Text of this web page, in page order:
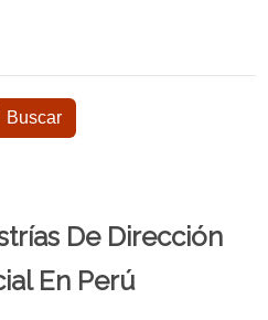
Buscar
De Dirección
En Perú